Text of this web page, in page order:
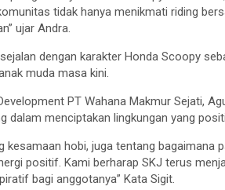
tidak hanya menikmati riding
ujar Andra.
dengan karakter Honda Scoopy
muda masa kini.
PT Wahana Makmur Sejati,
dalam menciptakan lingkungan yang
kesamaan hobi, juga tentang bagaimana
positif. Kami berharap SKJ terus
bagi anggotanya” Kata Sigit.